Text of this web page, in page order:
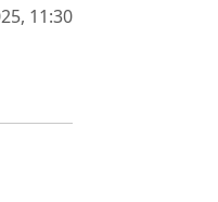
11:30